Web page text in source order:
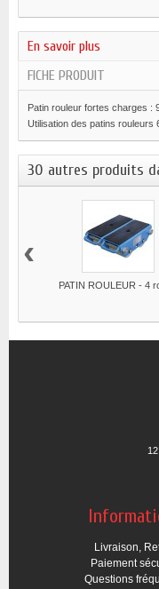
En savoir plus
FICHE PRODUIT
Patin rouleur fortes charges :
Utilisation des patins rouleurs
30 autres produits
PATIN ROULEUR - 4
‹
Livraison,
Paiement
Questions